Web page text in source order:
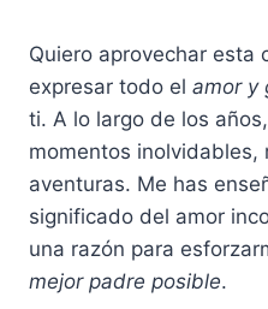
Quiero aprovechar esta
expresar todo el amor y
ti. A lo largo de los
momentos inolvidables,
aventuras. Me has
significado del amor
una razón para
mejor padre posible.